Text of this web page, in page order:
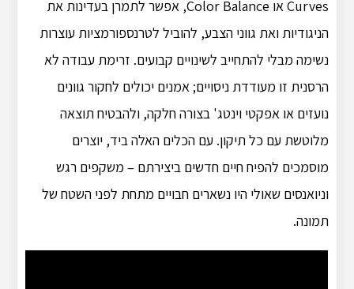
Curves או Color Balance, אפשר לתמרן בעדינות את
הניגודיות ואת גווני הצבע, להוביל לטרנספורמציות עוצרות
נשימה מבלי להתחייב לשינויים קבועים. זרימת עבודה לא
הרסנית זו מעודדת ניסויים; אמנים יכולים לחקור גוונים
נועזים או אפקטי וינטג' בצורה חלקה, ולהבטיח תוצאה
מלוטשת עם כל תיקון. עם הכלים האלה ביד, יוצרים
מוסמכים להפיח חיים חדשים ביצירתם – משקפים רגש
וניואנסים שאולי היו נשארים חבויים מתחת לפני השטח של
תמונה.